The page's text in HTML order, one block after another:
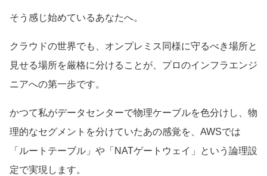
そう感じ始めているあなたへ。
クラウドの世界でも、オンプレミス同様に守るべき場所と
見せる場所を厳格に分けることが、プロのインフラエンジ
ニアへの第一歩です。
かつて私がデータセンターで物理ケーブルを色分けし、物
理的なセグメントを分けていたあの感覚を、AWSでは
「ルートテーブル」や「NATゲートウェイ」という論理設
定で実現します。